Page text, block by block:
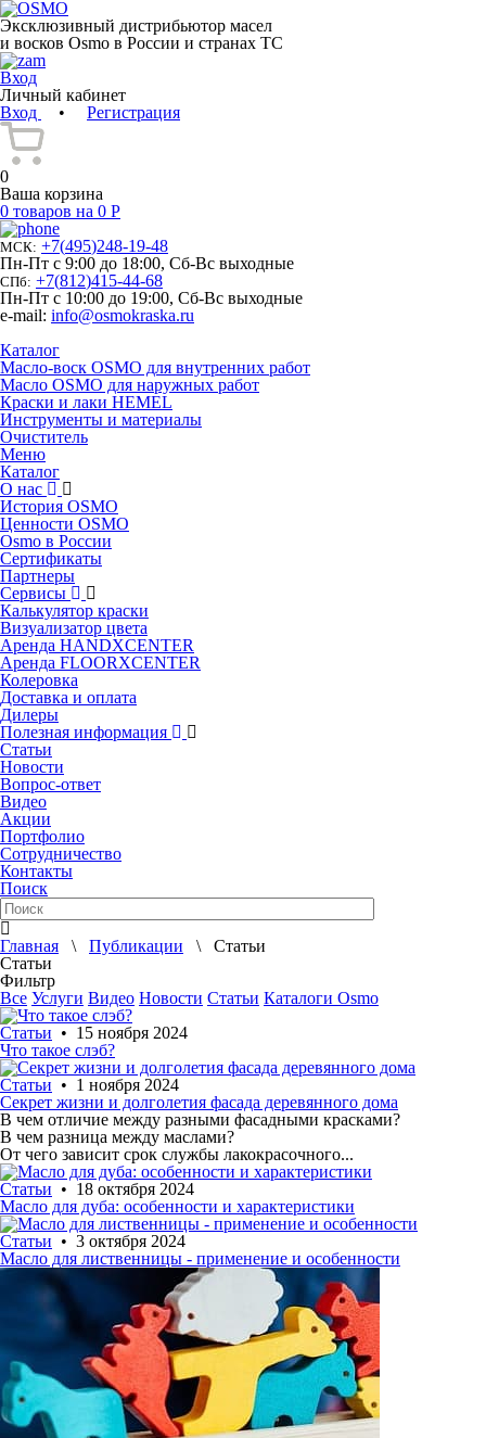
Эксклюзивный дистрибьютор масел
и восков Osmo в России и странах ТС
Вход
Личный кабинет
Вход
• Регистрация
0
Ваша корзина
0 товаров на 0 Р
МСК: +7(495)248-19-48
Пн-Пт с 9:00 до 18:00, Сб-Вс выходные
СПб: +7(812)415-44-68
Пн-Пт с 10:00 до 19:00, Сб-Вс выходные
e-mail: info@osmokraska.ru
Каталог
Масло-воск OSMO для внутренних работ
Масло OSMO для наружных работ
Краски и лаки HEMEL
Инструменты и материалы
Очиститель
Меню
Каталог
О нас
История OSMO
Ценности OSMO
Osmo в России
Сертификаты
Партнеры
Сервисы
Калькулятор краски
Визуализатор цвета
Аренда HANDXCENTER
Аренда FLOORXCENTER
Колеровка
Доставка и оплата
Дилеры
Полезная информация
Статьи
Новости
Вопрос-ответ
Видео
Акции
Портфолио
Сотрудничество
Контакты
Поиск
Главная \ Публикации \ Статьи
Статьи
Фильтр
Все Услуги Видео Новости Статьи Каталоги Osmo
Статьи • 15 ноября 2024
Что такое слэб?
Статьи • 1 ноября 2024
Cекрет жизни и долголетия фасада деревянного дома
В чем отличие между разными фасадными красками?
В чем разница между маслами?
От чего зависит срок службы лакокрасочного...
Статьи • 18 октября 2024
Масло для дуба: особенности и характеристики
Статьи • 3 октября 2024
Масло для лиственницы - применение и особенности